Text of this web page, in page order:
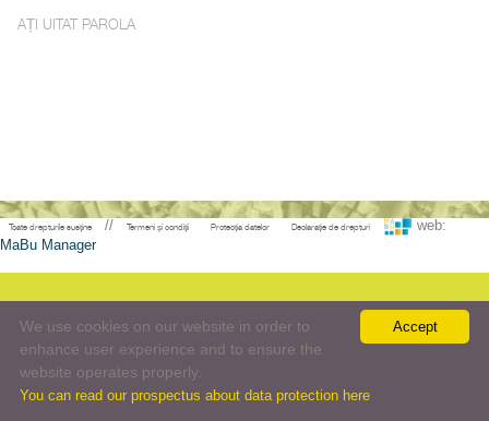
AȚI UITAT PAROLA
Toate drepturile susține // Termeni și condiții Protecția datelor Declarație de drepturi
web:
MaBu Manager
Accept
We use cookies on our website in order to
enhance user experience and to ensure the
website operates properly.
You can read our prospectus about data protection here